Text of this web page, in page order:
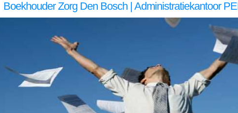
Boekhouder Zorg Den Bosch | Administratiekantoor